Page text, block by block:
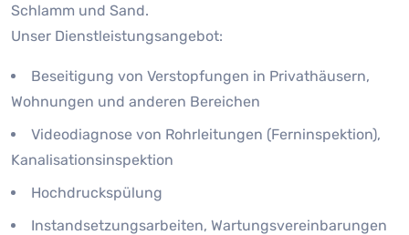
Schlamm und Sand.
Unser Dienstleistungsangebot:
Beseitigung von Verstopfungen in Privathäusern,
Wohnungen und anderen Bereichen
Videodiagnose von Rohrleitungen (Ferninspektion),
Kanalisationsinspektion
Hochdruckspülung
Instandsetzungsarbeiten, Wartungsvereinbarungen